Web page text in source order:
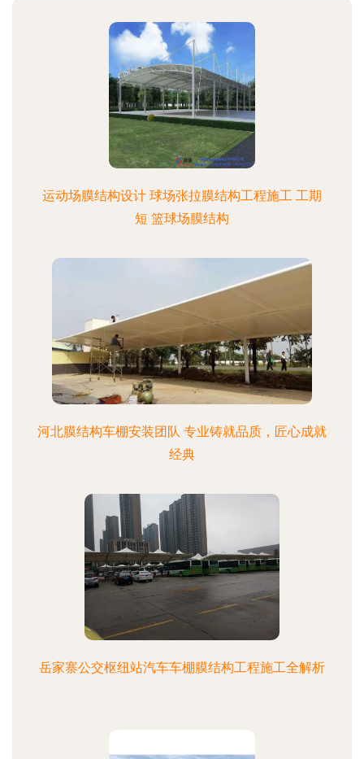
运动场膜结构设计 球场张拉膜结构工程施工 工期
短 篮球场膜结构
河北膜结构车棚安装团队 专业铸就品质，匠心成就
经典
岳家寨公交枢纽站汽车车棚膜结构工程施工全解析